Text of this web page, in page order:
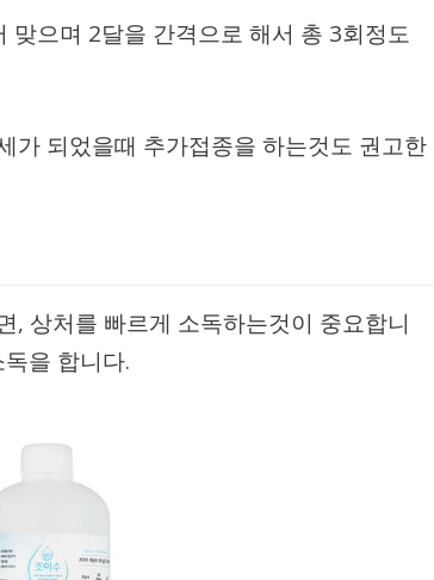
맞으며 2달을 간격으로 해서 총 3회정도
가 되었을때 추가접종을 하는것도 권고한
, 상처를 빠르게 소독하는것이 중요합니
을 합니다.